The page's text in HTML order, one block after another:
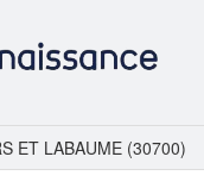
ET LABAUME (30700)